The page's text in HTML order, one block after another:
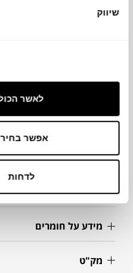
שיווק
לאשר
אפשר
לדחות
המעניקה פרסים לעיצובים
מותג
מידות
מידע על חומרים
מק"ט